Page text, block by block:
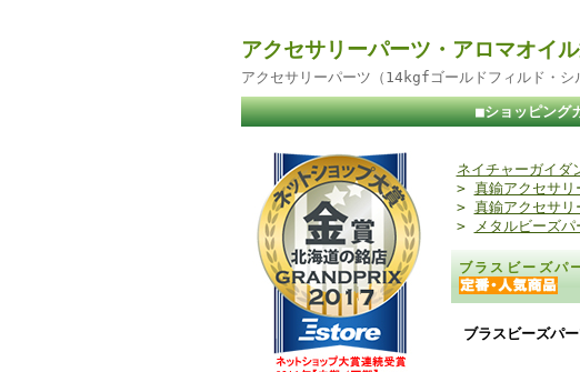
アクセサリーパーツ・アロマオイ
アクセサリーパーツ（14kgfゴールドフィルド・
■ショッピング
ネイチャーガイダ
> 真鍮アクセサリ
> 真鍮アクセサリ
>
メタルビーズパ
ブラスビーズパ
ブラスビーズパ